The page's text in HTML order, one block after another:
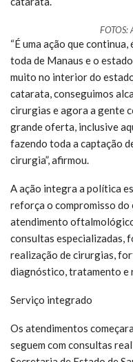
FOTOS:
“É uma ação que
toda de Manaus e o
muito no interior do
catarata, conseguimos
cirurgias e agora a gente
grande oferta, inclusive
fazendo toda a captação
cirurgia”, afirmou.
A ação integra a política
reforça o compromisso do
atendimento
consultas especializadas,
realização de cirurgias,
diagnóstico, tratamento e
Serviço integrado
Os atendimentos
seguem com consultas